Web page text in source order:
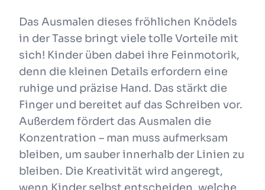
Das Ausmalen dieses fröhlichen Knödels
in der Tasse bringt viele tolle Vorteile mit
sich! Kinder üben dabei ihre Feinmotorik,
denn die kleinen Details erfordern eine
ruhige und präzise Hand. Das stärkt die
Finger und bereitet auf das Schreiben vor.
Außerdem fördert das Ausmalen die
Konzentration – man muss aufmerksam
bleiben, um sauber innerhalb der Linien zu
bleiben. Die Kreativität wird angeregt,